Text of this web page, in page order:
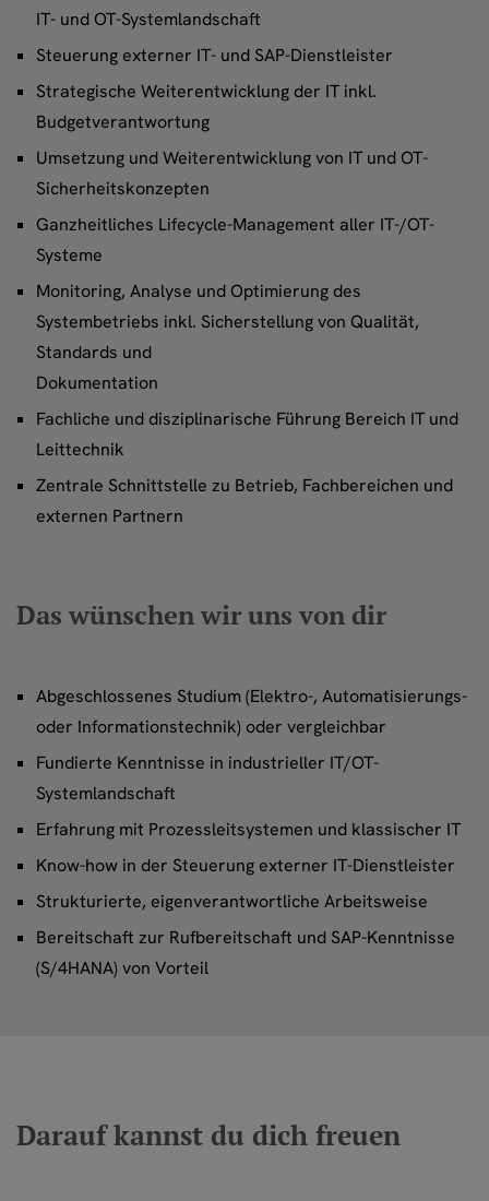
IT- und OT-Systemlandschaft
Steuerung externer IT- und SAP-Dienstleister
Strategische Weiterentwicklung der IT inkl.
Budgetverantwortung
Umsetzung und Weiterentwicklung von IT und OT-
Sicherheitskonzepten
Ganzheitliches Lifecycle-Management aller IT-/OT-
Systeme
Monitoring, Analyse und Optimierung des
Systembetriebs inkl. Sicherstellung von Qualität,
Standards und
Dokumentation
Fachliche und disziplinarische Führung Bereich IT und
Leittechnik
Zentrale Schnittstelle zu Betrieb, Fachbereichen und
externen Partnern
Das wünschen wir uns von dir
Abgeschlossenes Studium (Elektro-, Automatisierungs-
oder Informationstechnik) oder vergleichbar
Fundierte Kenntnisse in industrieller IT/OT-
Systemlandschaft
Erfahrung mit Prozessleitsystemen und klassischer IT
Know-how in der Steuerung externer IT-Dienstleister
Strukturierte, eigenverantwortliche Arbeitsweise
Bereitschaft zur Rufbereitschaft und SAP-Kenntnisse
(S/4HANA) von Vorteil
Darauf kannst du dich freuen